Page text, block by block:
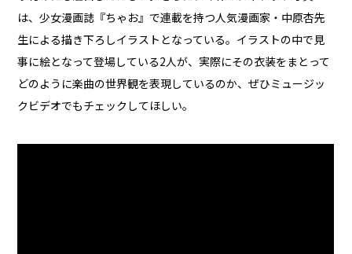
は、少女漫画誌『ちゃお』で連載を持つ人気漫画家・中原杏先
生による描き下ろしイラストとなっている。イラストの中で見
事に絵となって登場している2人が、実際にその衣装をまとって
どのように楽曲の世界観を表現しているのか、ぜひミュージッ
クビデオでもチェックしてほしい。